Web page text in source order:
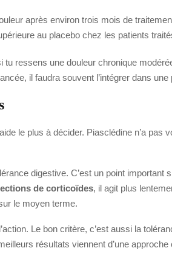
après environ trois mois de
au placebo chez les patients
ressens une douleur chronique
il faudra souvent l’intégrer dans
le plus à décider. Piasclédine n’a pas
digestive. C’est un point
de corticoïdes, il agit plus
le moyen terme.
Le bon critère, c’est aussi la
résultats viennent d’une